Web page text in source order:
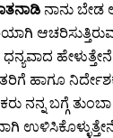
ನಾನು ಬೇಡ
ಹೇಳುತ್ತೇನೆ.
ಹಾಗೂ
ನನ್ನ ಬಗ್ಗೆ